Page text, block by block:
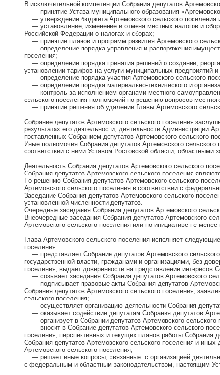
В исключительной компетенции Собрания депутатов
— принятие Устава муниципального образования
— утверждение бюджета Артемовского сельского поселения
— установление, изменение и отмена местных налогов и
Российской Федерации о налогах и сборах;
— принятие планов и программ развития Артемовского
— определение порядка управления и распоряжения
поселения;
— определение порядка принятия решений о создании,
установлении тарифов на услуги муниципальных предприятий
— определение порядка участия Артемовского сельского
— определение порядка материально-технического и
— контроль за исполнением органами местного
сельского поселения полномочий по решению вопросов
— принятие решения об удалении Главы Артемовского
Собрание депутатов Артемовского сельского поселения
результатах его деятельности, деятельности Администрации
поставленных Собранием депутатов Артемовского сельского
Иные полномочия Собрания депутатов Артемовского
соответствии с ними Уставом Ростовской области, областными
Деятельность Собрания депутатов Артемовского сельского
Собрания депутатов Артемовского сельского поселения
По решению Собрания депутатов Артемовского сельского
Артемовского сельского поселения в соответствии с
Заседание Собрания депутатов Артемовского сельского
установленной численности депутатов.
Очередные заседания Собрания депутатов Артемовского
Внеочередные заседания Собрания депутатов Артемовского
Артемовского сельского поселения или по инициативе не
Глава Артемовского сельского поселения исполняет
поселения:
— представляет Собрание депутатов Артемовского
государственной власти, гражданами и организациями, без
поселения, выдает доверенности на представление интересов
— созывает заседания Собрания депутатов Артемовского
— подписывает правовые акты Собрания депутатов
Собрания депутатов Артемовского сельского поселения,
сельского поселения;
— осуществляет организацию деятельности Собрания
— оказывает содействие депутатам Собрания депутатов
— организует в Собрании депутатов Артемовского
— вносит в Собрание депутатов Артемовского сельского
поселения, перспективных и текущих планов работы Собрания
Собрания депутатов Артемовского сельского поселения и
Артемовского сельского поселения;
— решает иные вопросы, связанные с организацией
с федеральным и областным законодательством, настоящим